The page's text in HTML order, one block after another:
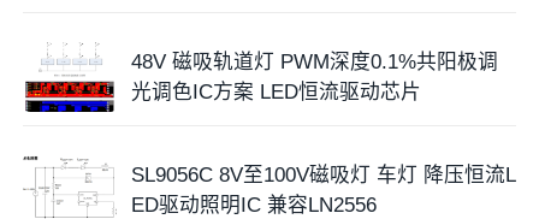
48V 磁吸轨道灯 PWM深度0.1%共阳极调
光调色IC方案 LED恒流驱动芯片
SL9056C 8V至100V磁吸灯 车灯 降压恒流L
ED驱动照明IC 兼容LN2556